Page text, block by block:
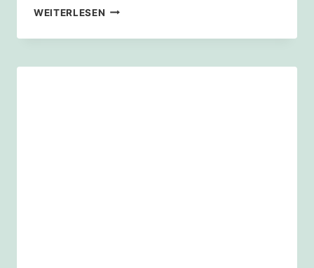
WEITERLESEN MOBILITÄTSWENDE
–
ZEICHNEN